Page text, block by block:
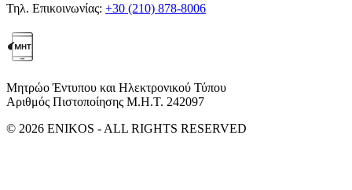
Τηλ. Επικοινωνίας: +30 (210) 878-8006
Μητρώο Έντυπου και Ηλεκτρονικού Τύπου
Αριθμός Πιστοποίησης Μ.Η.Τ. 242097
© 2026 ENIKOS - ALL RIGHTS RESERVED